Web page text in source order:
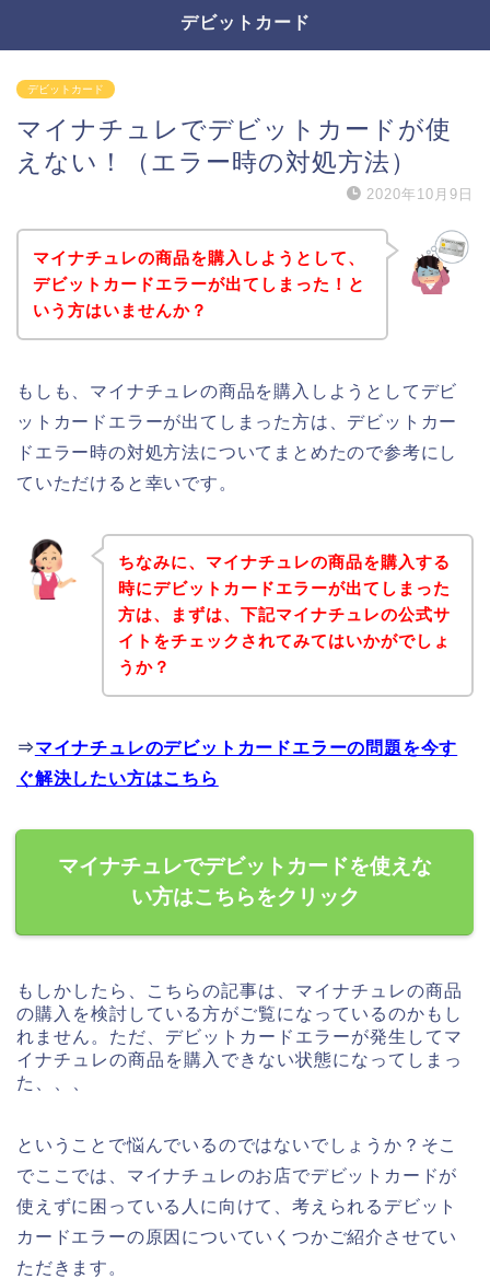
デビットカード
デビットカード
マイナチュレでデビットカードが使
えない！（エラー時の対処方法）
2020年10月9日
マイナチュレの商品を購入しようとして、
デビットカードエラーが出てしまった！と
いう方はいませんか？
もしも、マイナチュレの商品を購入しようとしてデビ
ットカードエラーが出てしまった方は、デビットカー
ドエラー時の対処方法についてまとめたので参考にし
ていただけると幸いです。
ちなみに、マイナチュレの商品を購入する
時にデビットカードエラーが出てしまった
方は、まずは、下記マイナチュレの公式サ
イトをチェックされてみてはいかがでしょ
うか？
⇒マイナチュレのデビットカードエラーの問題を今す
ぐ解決したい方はこちら
マイナチュレでデビットカードを使えな
い方はこちらをクリック
もしかしたら、こちらの記事は、マイナチュレの商品
の購入を検討している方がご覧になっているのかもし
れません。ただ、デビットカードエラーが発生してマ
イナチュレの商品を購入できない状態になってしまっ
た、、、
ということで悩んでいるのではないでしょうか？そこ
でここでは、マイナチュレのお店でデビットカードが
使えずに困っている人に向けて、考えられるデビット
カードエラーの原因についていくつかご紹介させてい
ただきます。